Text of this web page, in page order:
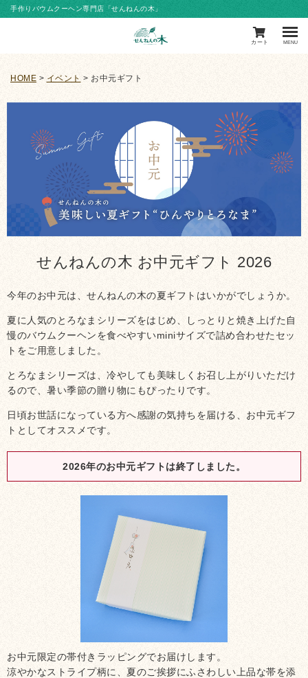
手作りバウムクーヘン専門店「せんねんの木」
カート MENU
HOME イベント お中元ギフト
せんねんの木 お中元ギフト 2026
今年のお中元は、せんねんの木の夏ギフトはいかがでしょうか。
夏に人気のとろなまシリーズをはじめ、しっとりと焼き上げた自
慢のバウムクーヘンを食べやすいminiサイズで詰め合わせたセッ
トをご用意しました。
とろなまシリーズは、冷やしても美味しくお召し上がりいただけ
るので、暑い季節の贈り物にもぴったりです。
日頃お世話になっている方へ感謝の気持ちを届ける、お中元ギフ
トとしてオススメです。
2026年のお中元ギフトは終了しました。
お中元限定の帯付きラッピングでお届けします。
涼やかなストライプ柄に、夏のご挨拶にふさわしい上品な帯を添